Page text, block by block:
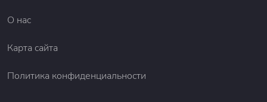
О нас
Карта сайта
Политика конфиденциальности